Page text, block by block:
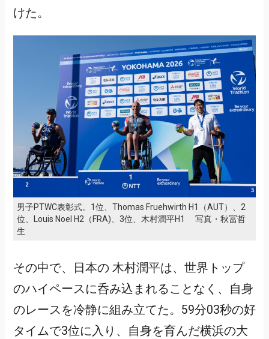
けた。
男子PTWC表彰式。1位、Thomas Fruehwirth H1（AUT）、2
位、Louis Noel H2（FRA)、3位、木村潤平H1 写真・秋冨哲
生
その中で、日本の 木村潤平は、世界トップ
のハイペースに呑み込まれることなく、自身
のレースを冷静に組み立てた。59分03秒の好
タイムで3位に入り、自身を育んだ横浜の大